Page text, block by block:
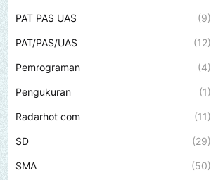
PAT PAS UAS (9)
PAT/PAS/UAS (12)
Pemrograman (4)
Pengukuran (1)
Radarhot com (11)
SD (29)
SMA (50)